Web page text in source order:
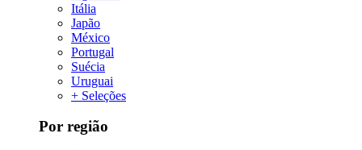
Itália
Japão
México
Portugal
Suécia
Uruguai
+ Seleções
Por região